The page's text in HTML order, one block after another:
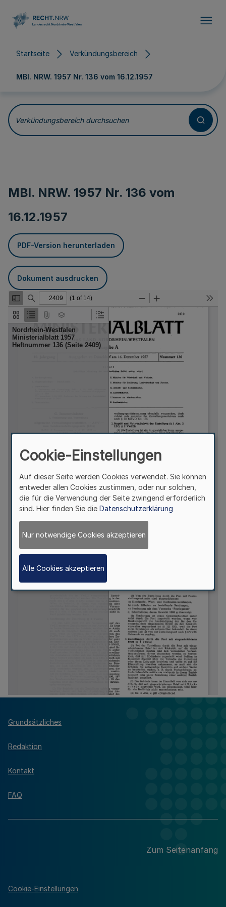
Startseite Verkündungsbereich
MBl. NRW. 1957 Nr. 136 vom 16.12.1957
Verkündungsbereich durchsuchen
MBl. NRW. 1957 Nr. 136 vom
16.12.1957
PDF-Version herunterladen
Dokument ausdrucken
Grundsätzliches
Redaktion
Kontakt
FAQ
Zum Seitenanfang
Cookie-Einstellungen
Cookie-Einstellungen
Auf dieser Seite werden Cookies verwendet. Sie können
entweder allen Cookies zustimmen, oder nur solchen,
die für die Verwendung der Seite zwingend erforderlich
sind. Hier finden Sie die Datenschutzerklärung
Nur notwendige Cookies akzeptieren
Alle Cookies akzeptieren